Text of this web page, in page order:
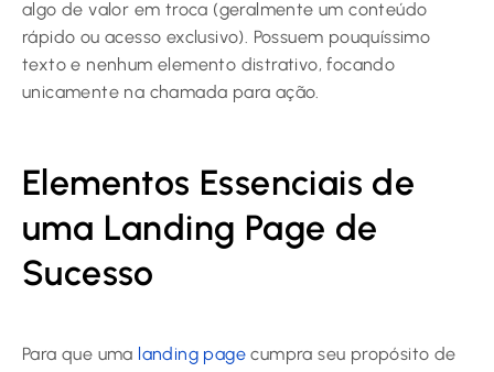
algo de valor em troca (geralmente um conteúdo
rápido ou acesso exclusivo). Possuem pouquíssimo
texto e nenhum elemento distrativo, focando
unicamente na chamada para ação.
Elementos Essenciais de
uma Landing Page de
Sucesso
Para que uma landing page cumpra seu propósito de